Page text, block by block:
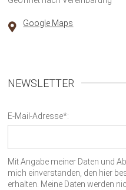
Google Maps
NEWSLETTER
E-Mail-Adresse*:
Mit Angabe meiner Daten und
mich einverstanden, den hier
erhalten. Meine Daten werden